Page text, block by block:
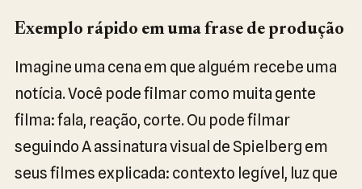
Exemplo rápido em uma frase de produção
Imagine uma cena em que alguém recebe uma
notícia. Você pode filmar como muita gente
filma: fala, reação, corte. Ou pode filmar
seguindo A assinatura visual de Spielberg em
seus filmes explicada: contexto legível, luz que